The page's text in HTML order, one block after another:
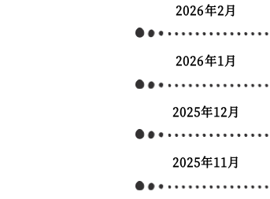
2026年2月
2026年1月
2025年12月
2025年11月